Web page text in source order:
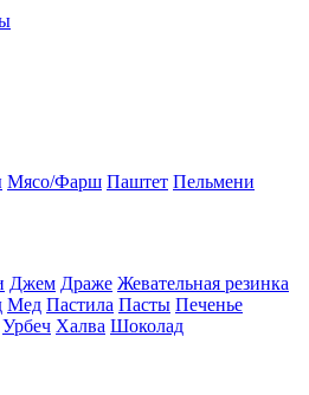
Мясо/Фарш Паштет Пельмени
Джем Драже Жевательная резинка
Мед Пастила Пасты Печенье
Урбеч Халва Шоколад